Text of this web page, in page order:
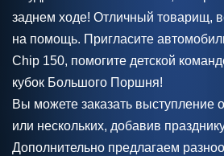
заднем ходе! Отличный товарищ,
на помощь. Пригласите
Chip 150, помогите детской
кубок Большого Поршня!
Вы можете заказать выступление
или нескольких, добавив
Дополнительно предлагаем